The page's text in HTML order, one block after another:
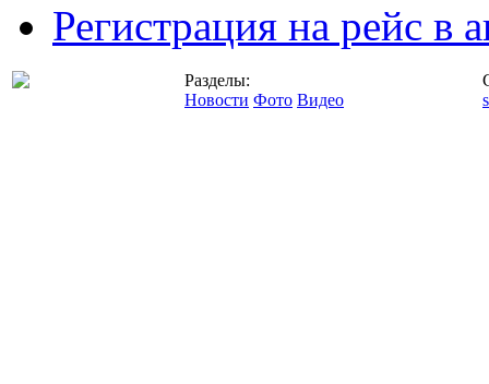
Регистрация на рейс в
Разделы:
Новости Фото Видео